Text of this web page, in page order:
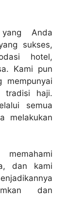
Anda
sukses,
hotel,
Kami pun
mempunyai
tradisi haji.
semua
melakukan
dan kami
dan